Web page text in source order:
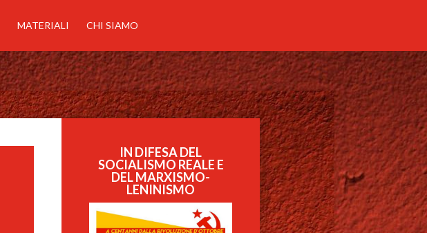
MATERIALI CHI SIAMO
IN DIFESA DEL
SOCIALISMO REALE E
DEL MARXISMO-
LENINISMO